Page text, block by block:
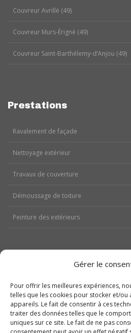
Gérer le
Pour offrir les meilleures expériences,
telles que les cookies pour stocker et/
appareils. Le fait de consentir à ces
traiter des données telles que le
uniques sur ce site. Le fait de ne pas
Couvreur Avrillé (49)
Couvreur Murs-Érigné (49)
Couvreur Saint-Barthélemy-d’Anjou (49)
Prestations
Ravalement de façade
Nettoyage extérieur
Travaux de couverture
Démoussage de toiture
Peinture des extérieurs
Nos réalisations
Contactez-nous